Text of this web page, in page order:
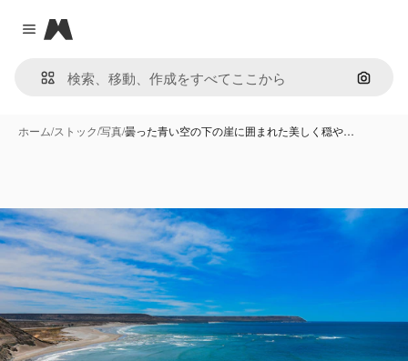
Close menu
Magnific
画像で
ホーム/ストック/写真/曇った青い空の下の崖に囲まれた美しく穏や…